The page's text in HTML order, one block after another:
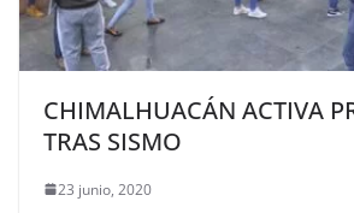
CHIMALHUACÁN ACTIVA
TRAS SISMO
23 junio, 2020